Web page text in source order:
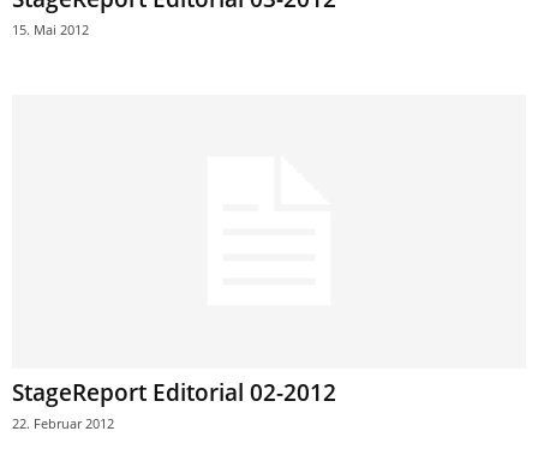
15. Mai 2012
StageReport Editorial 02-2012
22. Februar 2012